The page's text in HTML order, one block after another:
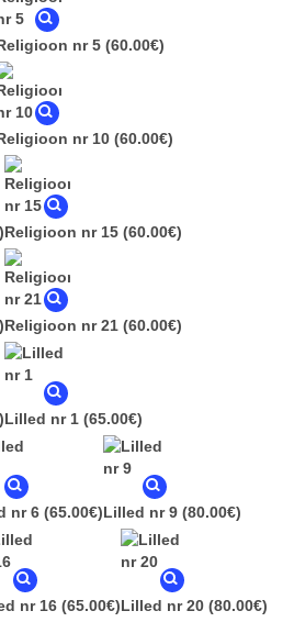
nr 5 (60.00€)
nr 10 (60.00€)
Religioon nr 15 (60.00€)
Religioon nr 21 (60.00€)
Lilled nr 1 (65.00€)
nr 6 (65.00€)Lilled nr 9 (80.00€)
nr 16 (65.00€)Lilled nr 20 (80.00€)